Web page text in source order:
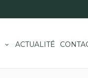
ACTUALITÉ